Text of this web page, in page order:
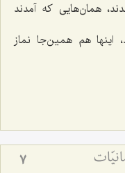
همان‌هایی که آمدند
اینها هم همین‌جا نماز
7